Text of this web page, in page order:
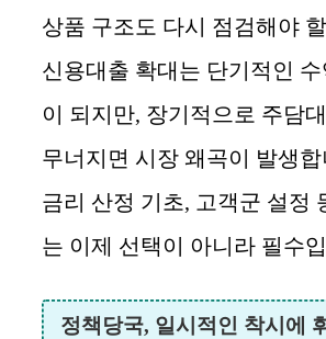
상품 구조도 다시 점검해야
신용대출 확대는 단기적인
이 되지만, 장기적으로 주담
무너지면 시장 왜곡이 발생
금리 산정 기초, 고객군 설정
는 이제 선택이 아니라 필수
정책당국, 일시적인 착시에